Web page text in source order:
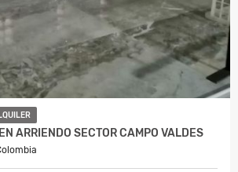
ARRIENDO SECTOR CAMPO VALDES